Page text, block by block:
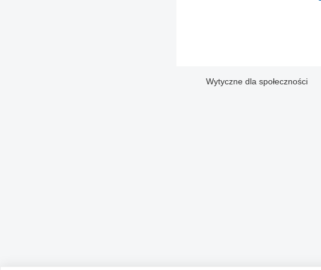
Wytyczne dla społeczności